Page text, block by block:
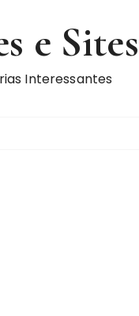
e Sites
Interessantes